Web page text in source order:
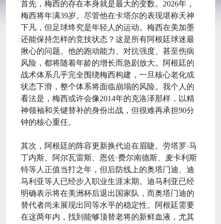
首先，梅西的存在本身就是最大的变数。2026年，
梅西将年满39岁。尽管他在卡塔尔的表现堪称天神
下凡，但足球终究是年轻人的运动。梅西在美加墨
还能保持怎样的竞技状态？这是所有阿根廷球迷最
揪心的问题。他的跑动能力、对抗强度、甚至伤病
风险，都将随着年龄的增长而急剧放大。阿根廷的
战术体系几乎完全围绕梅西构建，一旦核心老化或
状态下滑，整个体系将面临崩塌的风险。我个人的
看法是，梅西或许会像2014年的克洛泽那样，以精
神领袖和关键替补的身份出战，但很难再承担90分
钟的核心重任。
其次，阿根廷的阵容更新换代迫在眉睫。劳塔罗·马
丁内斯、阿尔瓦雷斯、恩佐·费尔南德斯、麦卡利斯
特等人正值当打之年，但后防线上的奥塔门迪、迪
马利亚等人已经步入职业生涯末期。迪马利亚已经
明确表示将在美洲杯后退出国家队，而奥塔门迪的
替代者尚未展现出同等水平的稳定性。阿根廷需要
在这两年内，找到能够顶替老将的新鲜血液，尤其